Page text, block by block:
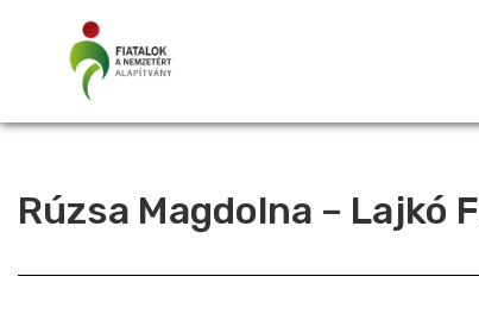
Rúzsa Magdolna – Lajkó